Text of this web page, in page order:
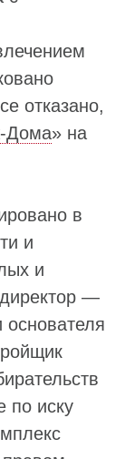
отказано,
Дома» на
в
и
и
—
по иску